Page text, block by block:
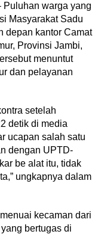
Puluhan warga yang
Masyarakat Sadu
depan kantor Camat
Provinsi Jambi,
menuntut
dan pelayanan
setelah
detik di media
ucapan salah satu
dengan UPTD-
be alat itu, tidak
ungkapnya dalam
kecaman dari
bertugas di